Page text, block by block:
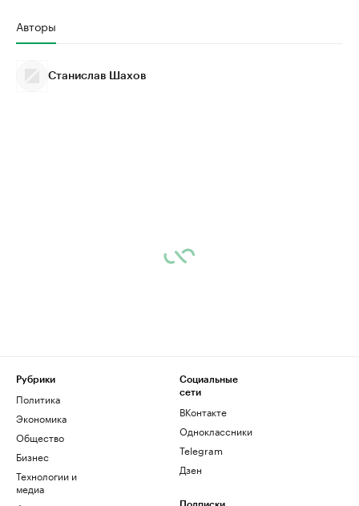
Авторы
Станислав Шахов
Рубрики
Политика
Экономика
Общество
Бизнес
Технологии и
медиа
Социальные
сети
ВКонтакте
Одноклассники
Telegram
Дзен